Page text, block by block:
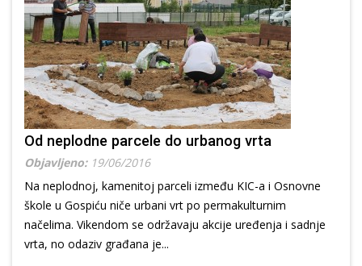
Od neplodne parcele do urbanog vrta
Objavljeno: 19/06/2016
Na neplodnoj, kamenitoj parceli između KIC-a i Osnovne
škole u Gospiću niče urbani vrt po permakulturnim
načelima. Vikendom se održavaju akcije uređenja i sadnje
vrta, no odaziv građana je...